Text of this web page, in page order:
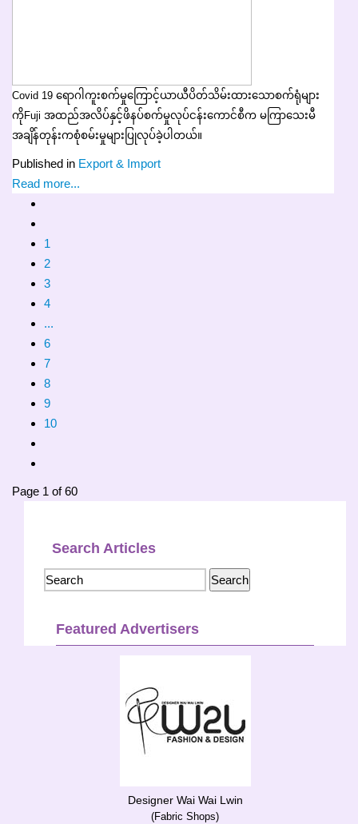
Covid 19 ရောဂါကူးစက်မှုကြောင့်ယာယီပိတ်သိမ်းထားသောစက်ရုံများ
ကိုFuji အထည်အလိပ်နှင့်ဖိနပ်စက်မှုလုပ်ငန်းကောင်စီက မကြာသေးမီ
အချိန်တုန်းကစုံစမ်းမှုများပြုလုပ်ခဲ့ပါတယ်။
Published in Export & Import
Read more...
1
2
3
4
...
6
7
8
9
10
Page 1 of 60
Search Articles
Featured Advertisers
Designer Wai Wai Lwin
(Fabric Shops)